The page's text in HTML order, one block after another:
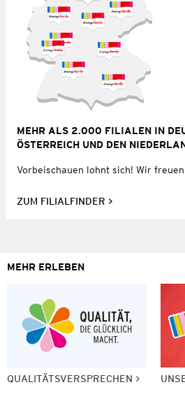
MEHR ALS 2.000 FILIALEN IN
ÖSTERREICH UND DEN
Vorbeischauen lohnt sich! Wir
ZUM FILIALFINDER
MEHR ERLEBEN
QUALITÄTSVERSPRECHEN